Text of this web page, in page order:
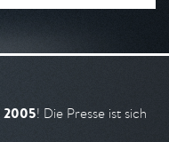
2005! Die Presse ist sich